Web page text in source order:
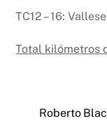
TC12 – 16:
Total kilómetros
Roberto